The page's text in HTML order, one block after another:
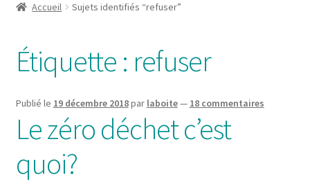
Login
Password Reset
Register
Solde de la carte-cadeau
Accueil Sujets identifiés “refuser”
Étiquette : refuser
Publié le 19 décembre 2018par laboite— 18 commentaires
Le zéro déchet c’est
quoi?